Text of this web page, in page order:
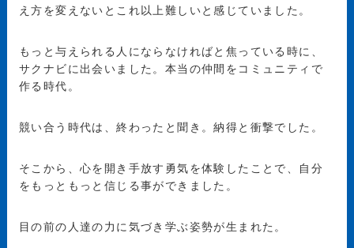
え方を変えないとこれ以上難しいと感じていました。
もっと与えられる人にならなければと焦っている時に、
サクナビに出会いました。本当の仲間をコミュニティで
作る時代。
競い合う時代は、終わったと聞き。納得と衝撃でした。
そこから、心を開き手放す勇気を体験したことで、自分
をもっともっと信じる事ができました。
目の前の人達の力に気づき学ぶ姿勢が生まれた。